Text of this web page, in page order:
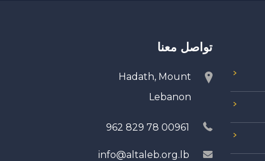
تواصل معنا
Hadath, Mount
Lebanon
00961 78 829 962
info@altaleb.org.lb